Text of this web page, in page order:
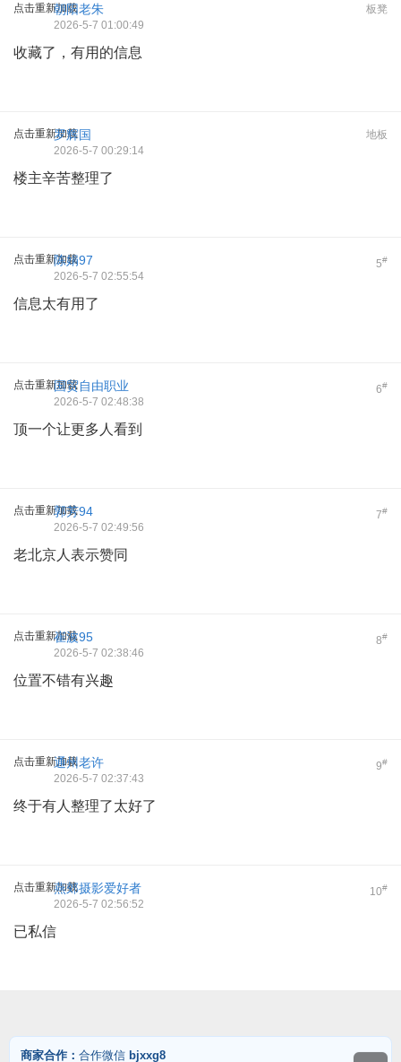
点击重新加载 板凳
朝阳老朱
2026-5-7 01:00:49
收藏了，有用的信息
点击重新加载 地板
罗辉国
2026-5-7 00:29:14
楼主辛苦整理了
点击重新加载 5#
陈娟97
2026-5-7 02:55:54
信息太有用了
点击重新加载 6#
国贸自由职业
2026-5-7 02:48:38
顶一个让更多人看到
点击重新加载 7#
郭芳94
2026-5-7 02:49:56
老北京人表示赞同
点击重新加载 8#
崔波95
2026-5-7 02:38:46
位置不错有兴趣
点击重新加载 9#
通州老许
2026-5-7 02:37:43
终于有人整理了太好了
点击重新加载 10#
燕郊摄影爱好者
2026-5-7 02:56:52
已私信
商家合作： 合作微信 bjxxg8